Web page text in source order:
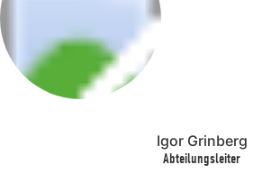
Igor Grinberg
Abteilungsleiter